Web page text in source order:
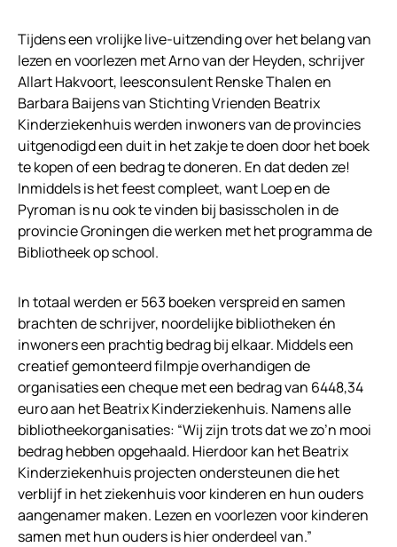
Tijdens een vrolijke live-uitzending over het belang van
lezen en voorlezen met Arno van der Heyden, schrijver
Allart Hakvoort, leesconsulent Renske Thalen en
Barbara Baijens van Stichting Vrienden Beatrix
Kinderziekenhuis werden inwoners van de provincies
uitgenodigd een duit in het zakje te doen door het boek
te kopen of een bedrag te doneren. En dat deden ze!
Inmiddels is het feest compleet, want Loep en de
Pyroman is nu ook te vinden bij basisscholen in de
provincie Groningen die werken met het programma de
Bibliotheek op school.
In totaal werden er 563 boeken verspreid en samen
brachten de schrijver, noordelijke bibliotheken én
inwoners een prachtig bedrag bij elkaar. Middels een
creatief gemonteerd filmpje overhandigen de
organisaties een cheque met een bedrag van 6448,34
euro aan het Beatrix Kinderziekenhuis. Namens alle
bibliotheekorganisaties: “Wij zijn trots dat we zo’n mooi
bedrag hebben opgehaald. Hierdoor kan het Beatrix
Kinderziekenhuis projecten ondersteunen die het
verblijf in het ziekenhuis voor kinderen en hun ouders
aangenamer maken. Lezen en voorlezen voor kinderen
samen met hun ouders is hier onderdeel van.”